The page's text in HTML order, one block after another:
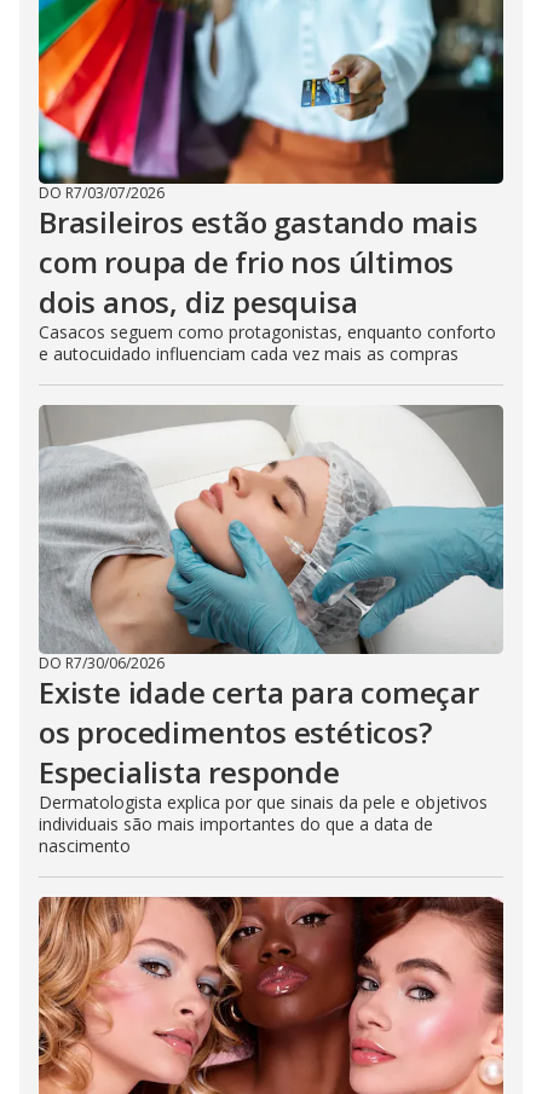
DO R7/03/07/2026
Brasileiros estão gastando mais
com roupa de frio nos últimos
dois anos, diz pesquisa
Casacos seguem como protagonistas, enquanto conforto
e autocuidado influenciam cada vez mais as compras
DO R7/30/06/2026
Existe idade certa para começar
os procedimentos estéticos?
Especialista responde
Dermatologista explica por que sinais da pele e objetivos
individuais são mais importantes do que a data de
nascimento